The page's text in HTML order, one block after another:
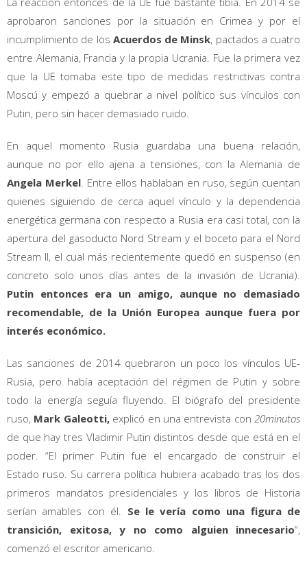
aprobaron sanciones por la situación en Crimea y por el
incumplimiento de los Acuerdos de Minsk, pactados a cuatro
entre Alemania, Francia y la propia Ucrania. Fue la primera vez
que la UE tomaba este tipo de medidas restrictivas contra
Moscú y empezó a quebrar a nivel político sus vínculos con
Putin, pero sin hacer demasiado ruido.
En aquel momento Rusia guardaba una buena relación,
aunque no por ello ajena a tensiones, con la Alemania de
Angela Merkel. Entre ellos hablaban en ruso, según cuentan
quienes siguiendo de cerca aquel vínculo y la dependencia
energética germana con respecto a Rusia era casi total, con la
apertura del gasoducto Nord Stream y el boceto para el Nord
Stream II, el cual más recientemente quedó en suspenso (en
concreto solo unos días antes de la invasión de Ucrania).
Putin entonces era un amigo, aunque no demasiado
recomendable, de la Unión Europea aunque fuera por
interés económico.
Las sanciones de 2014 quebraron un poco los vínculos UE-
Rusia, pero había aceptación del régimen de Putin y sobre
todo la energía seguía fluyendo. El biógrafo del presidente
ruso, Mark Galeotti,explicó en una entrevista con 20minutos
de que hay tres Vladimir Putin distintos desde que está en el
poder. “El primer Putin fue el encargado de construir el
Estado ruso. Su carrera política hubiera acabado tras los dos
primeros mandatos presidenciales y los libros de Historia
serían amables con él. Se le vería como una figura de
transición, exitosa, y no como alguien innecesario“,
comenzó el escritor americano.